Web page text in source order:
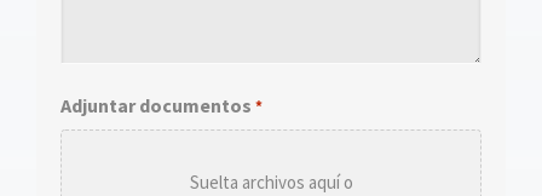
Adjuntar documentos *
Suelta archivos aquí o